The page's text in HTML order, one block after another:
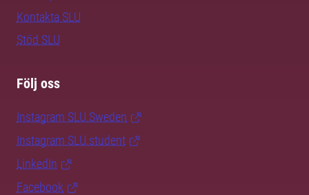
Kontakta SLU
Stöd SLU
Följ oss
Instagram SLU.Sweden
Instagram SLU.student
LinkedIn
Facebook